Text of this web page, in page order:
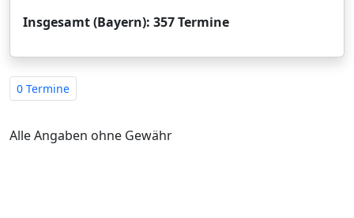
Insgesamt (Bayern): 357 Termine
0 Termine
Alle Angaben ohne Gewähr